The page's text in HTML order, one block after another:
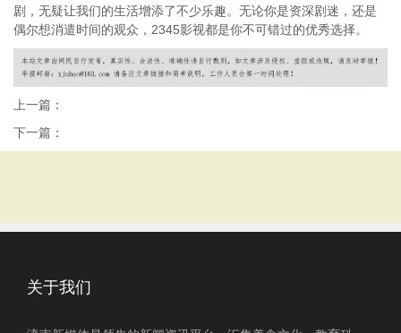
剧，无疑让我们的生活增添了不少乐趣。无论你是资深剧迷，还是
偶尔想消遣时间的观众，2345影视都是你不可错过的优秀选择。
上一篇：
下一篇：
关于我们